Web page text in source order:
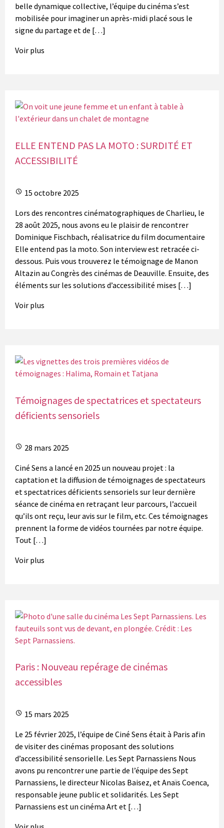
belle dynamique collective, l’équipe du cinéma s’est
mobilisée pour imaginer un après-midi placé sous le
signe du partage et de […]
Voir plus
ELLE ENTEND PAS LA MOTO : SURDITÉ ET
ACCESSIBILITÉ
15 octobre 2025
Lors des rencontres cinématographiques de Charlieu, le
28 août 2025, nous avons eu le plaisir de rencontrer
Dominique Fischbach, réalisatrice du film documentaire
Elle entend pas la moto. Son interview est retracée ci-
dessous. Puis vous trouverez le témoignage de Manon
Altazin au Congrès des cinémas de Deauville. Ensuite, des
éléments sur les solutions d’accessibilité mises […]
Voir plus
Témoignages de spectatrices et spectateurs
déficients sensoriels
28 mars 2025
Ciné Sens a lancé en 2025 un nouveau projet : la
captation et la diffusion de témoignages de spectateurs
et spectatrices déficients sensoriels sur leur dernière
séance de cinéma en retraçant leur parcours, l’accueil
qu’ils ont reçu, leur avis sur le film, etc. Ces témoignages
prennent la forme de vidéos tournées par notre équipe.
Tout […]
Voir plus
Paris : Nouveau repérage de cinémas
accessibles
15 mars 2025
Le 25 février 2025, l’équipe de Ciné Sens était à Paris afin
de visiter des cinémas proposant des solutions
d’accessibilité sensorielle. Les Sept Parnassiens Nous
avons pu rencontrer une partie de l’équipe des Sept
Parnassiens, le directeur Nicolas Baisez, et Anaïs Coenca,
responsable jeune public et solidarités. Les Sept
Parnassiens est un cinéma Art et […]